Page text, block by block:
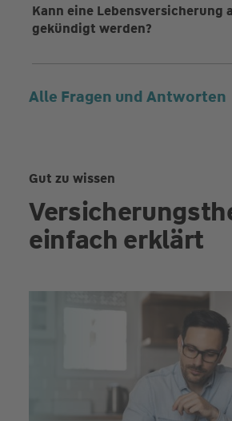
Kann eine Lebensversicherung
gekündigt werden?
Alle Fragen und Antworten
Gut zu wissen
einfach erklärt